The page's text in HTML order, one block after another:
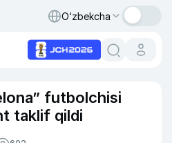
O‘zbekcha
futbolchisi
taklif qildi